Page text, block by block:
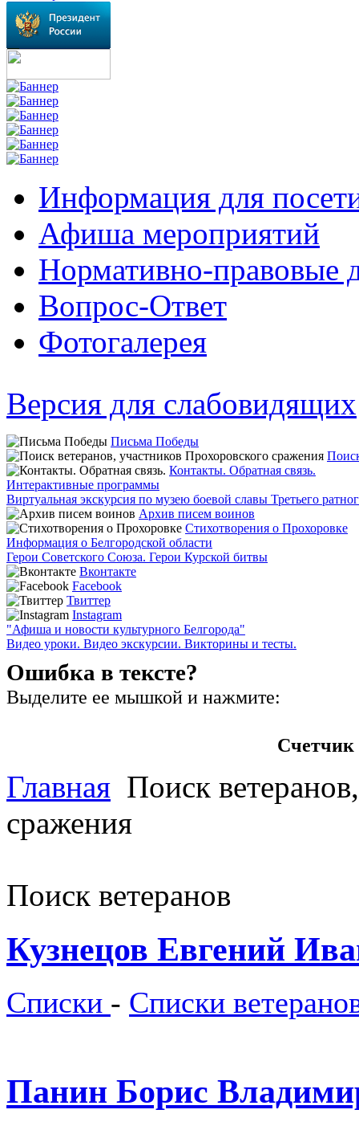
Информация для
Афиша мероприятий
Нормативно-правовые
Вопрос-Ответ
Фотогалерея
Версия для слабовидящих
Письма Победы
Контакты. Обратная связь.
Интерактивные программы
Виртуальная экскурсия по музею боевой славы Третьего
Архив писем воинов
Стихотворения о Прохоровке
Информация о Белгородской области
Герои Советского Союза. Герои Курской битвы
Вконтакте
Facebook
Твиттер
Instagram
"Афиша и новости культурного Белгорода"
Видео уроки. Видео экскурсии. Викторины и тесты.
Ошибка в тексте?
Выделите ее мышкой и нажмите:
Счетчик
Главная Поиск
сражения
Поиск ветеранов
Кузнецов Евгений
Списки - Списки
Панин Борис